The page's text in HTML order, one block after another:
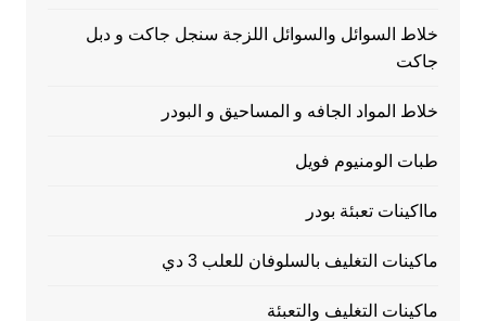
خلاط السوائل والسوائل اللزجة سنجل جاكت و دبل
جاكت
خلاط المواد الجافه و المساحيق و البودر
طبات الومنيوم فويل
مااكينات تعبئة بودر
ماكينات التغليف بالسلوفان للعلب 3 دي
ماكينات التغليف والتعبئة